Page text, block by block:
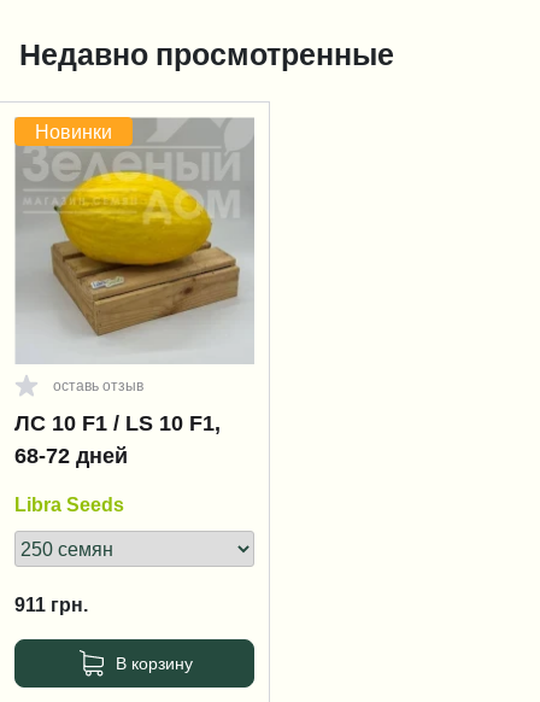
Недавно просмотренные
Новинки
оставь отзыв
ЛС 10 F1 / LS 10 F1,
68-72 дней
Libra Seeds
911 грн.
В корзину